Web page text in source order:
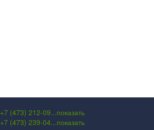
+7 (473) 212-09...показать
+7 (473) 239-04...показать